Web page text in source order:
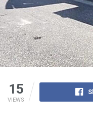
15
VIEWS